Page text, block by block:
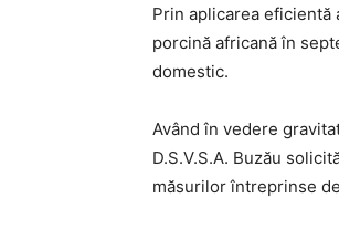
Prin aplicarea eficientă
porcină africană în
domestic.
Având în vedere
D.S.V.S.A. Buzău
măsurilor întreprinse